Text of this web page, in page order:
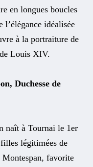
en longues boucles
l’élégance idéalisée
à la portraiture de
Louis XIV.
Duchesse de
naît à Tournai le 1er
légitimées de
favorite